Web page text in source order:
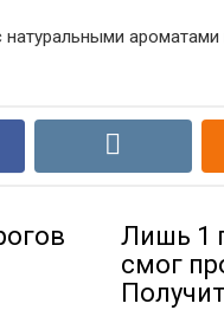
Лишь 1
смог